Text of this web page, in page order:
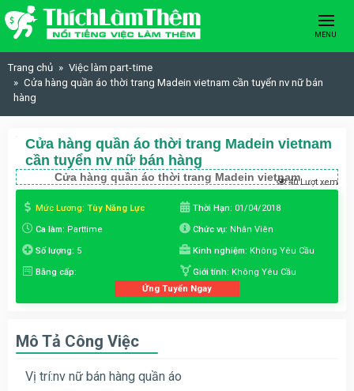
Skip to content
MENU
Trang chủ
Việc làm part-time
Cửa hàng quần áo thời trang Madein vietnam cần tuyển nv nữ bán
hàng
Cửa hàng quần áo thời trang Madein vietnam
cần tuyển nv nữ bán hàng
Cửa hàng quần áo thời trang Madein vietnam40 Lượt xem
Mức Lương: Tùy Năng Lực Thời Hạn: 01/04/2018
Ca làm: Parttime Chức vụ: Nhân Viên
Số lượng: 5 Kinh nghiệm: Không Yêu Cầu
Bằng cấp: Giới tính: Không Yêu Cầu
Ứng Tuyển Ngay
Mô Tả Công Việc
Vị trí:nv nữ bán hàng quần áo